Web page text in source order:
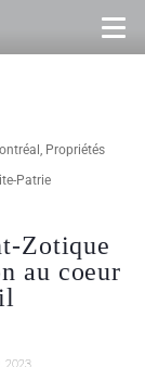
, Propriétés
Patrie
Zotique
au coeur